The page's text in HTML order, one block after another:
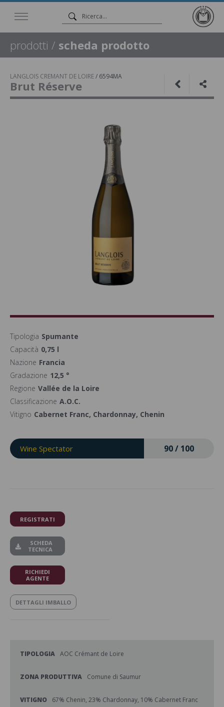
prodotti / scheda prodotto
LANGLOIS CREMANT DE LOIRE/ 6594MA
Brut Réserve
Tipologia Spumante
Capacità 0,75 l
Nazione Francia
Gradazione 12,5 °
Regione Vallée de la Loire
Classificazione A.O.C.
Vitigno Cabernet Franc, Chardonnay, Chenin
Wine Spectator 90 / 100
REGISTRATI
SCHEDA
TECNICA
RICHIEDI
AGENTE
DETTAGLI IMBALLO
TIPOLOGIA AOC Crémant de Loire
ZONA PRODUTTIVA Comune di Saumur
VITIGNO 67% Chenin, 23% Chardonnay, 10% Cabernet Franc